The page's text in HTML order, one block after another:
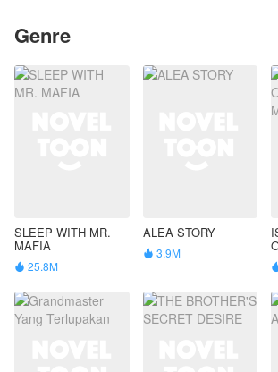
Genre
SLEEP WITH MR.
MAFIA
 25.8M
ALEA STORY
 3.9M